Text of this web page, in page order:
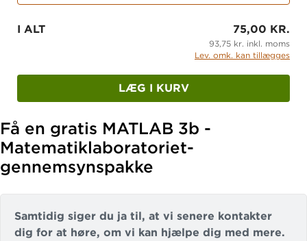
I ALT 75,00 KR.
93,75 kr. inkl. moms
Lev. omk. kan tillægges
LÆG I KURV
Få en gratis MATLAB 3b -
Matematiklaboratoriet-
gennemsynspakke
Samtidig siger du ja til, at vi senere kontakter
dig for at høre, om vi kan hjælpe dig med mere.